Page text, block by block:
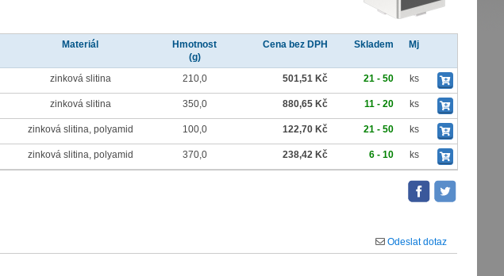
Materiál
Hmotnost
(g)
Cena bez DPH Skladem Mj
zinková slitina 210,0 501,51 Kč 21 - 50 ks
zinková slitina 350,0 880,65 Kč 11 - 20 ks
zinková slitina, polyamid 100,0 122,70 Kč 21 - 50 ks
zinková slitina, polyamid 370,0 238,42 Kč 6 - 10 ks
Odeslat dotaz